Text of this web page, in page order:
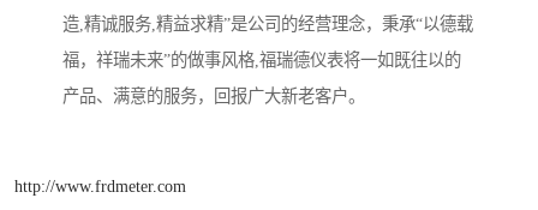
造,精诚服务,精益求精”是公司的经营理念，秉承“以德载
福，祥瑞未来”的做事风格,福瑞德仪表将一如既往以的
产品、满意的服务，回报广大新老客户。
http://www.frdmeter.com